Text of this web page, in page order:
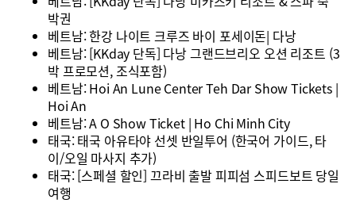
박권
베트남: 한강 나이트 크루즈 바이 포세이돈| 다낭
베트남: [KKday 단독] 다낭 그랜드브리오 오션 리조트 (3
박 프로모션, 조식포함)
베트남: Hoi An Lune Center Teh Dar Show Tickets |
Hoi An
베트남: A O Show Ticket | Ho Chi Minh City
태국: 태국 아유타야 선셋 반일투어 (한국어 가이드, 타
이/오일 마사지 추가)
태국: [스페셜 할인] 끄라비 출발 피피섬 스피드보트 당일
여행